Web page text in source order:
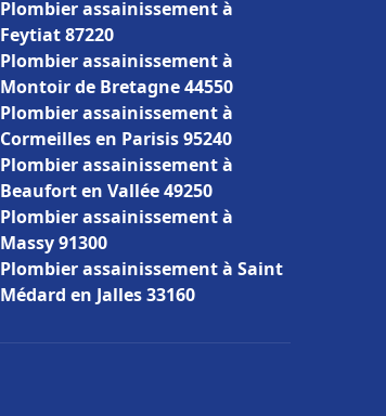
Plombier assainissement à
Feytiat 87220
Plombier assainissement à
Montoir de Bretagne 44550
Plombier assainissement à
Cormeilles en Parisis 95240
Plombier assainissement à
Beaufort en Vallée 49250
Plombier assainissement à
Massy 91300
Plombier assainissement à Saint
Médard en Jalles 33160